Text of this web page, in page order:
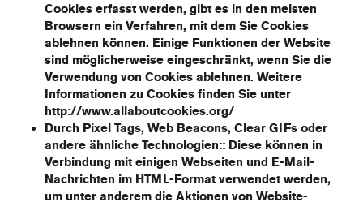
Cookies erfasst werden, gibt es in den meisten
Browsern ein Verfahren, mit dem Sie Cookies
ablehnen können. Einige Funktionen der Website
sind möglicherweise eingeschränkt, wenn Sie die
Verwendung von Cookies ablehnen. Weitere
Informationen zu Cookies finden Sie unter
http://www.allaboutcookies.org/
Durch Pixel Tags, Web Beacons, Clear GIFs oder
andere ähnliche Technologien:: Diese können in
Verbindung mit einigen Webseiten und E-Mail-
Nachrichten im HTML-Format verwendet werden,
um unter anderem die Aktionen von Website-